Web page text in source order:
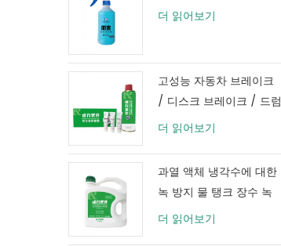
더 읽어보기
고성능 자동차 브레이크
/ 디스크 브레이크 / 드럼
브레이크 시스템 클리너
더 읽어보기
과열 액체 냉각수에 대한
녹 방지 물 탱크 장수 녹
색 보호
더 읽어보기